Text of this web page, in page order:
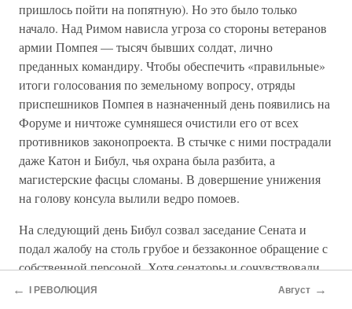
пришлось пойти на попятную). Но это было только
начало. Над Римом нависла угроза со стороны ветеранов
армии Помпея — тысяч бывших солдат, лично
преданных командиру. Чтобы обеспечить «правильные»
итоги голосования по земельному вопросу, отряды
приспешников Помпея в назначенный день появились на
Форуме и ничтоже сумняшеся очистили его от всех
противников законопроекта. В стычке с ними пострадали
даже Катон и Бибул, чья охрана была разбита, а
магистерские фасцы сломаны. В довершение унижения
на голову консула вылили ведро помоев.
На следующий день Бибул созвал заседание Сената и
подал жалобу на столь грубое и беззаконное обращение с
собственной персоной. Хотя сенаторы и сочувствовали
ему, они не знали, как ему помочь. Всю вторую половину
← I РЕВОЛЮЦИЯ Август →